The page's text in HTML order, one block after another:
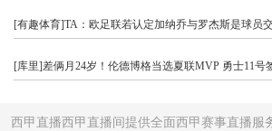
[有趣体育]TA：欧足联若认定加纳乔与罗杰斯是球员
[库里]差俩月24岁！伦德博格当选夏联MVP 勇士11号
西甲直播西甲直播间提供全面西甲赛事直播服